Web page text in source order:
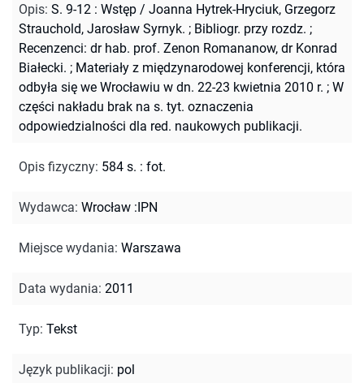
Opis: S. 9-12 : Wstęp / Joanna Hytrek-Hryciuk, Grzegorz
Strauchold, Jarosław Syrnyk. ; Bibliogr. przy rozdz. ;
Recenzenci: dr hab. prof. Zenon Romananow, dr Konrad
Białecki. ; Materiały z międzynarodowej konferencji, która
odbyła się we Wrocławiu w dn. 22-23 kwietnia 2010 r. ; W
części nakładu brak na s. tyt. oznaczenia
odpowiedzialności dla red. naukowych publikacji.
Opis fizyczny: 584 s. : fot.
Wydawca: Wrocław :IPN
Miejsce wydania: Warszawa
Data wydania: 2011
Typ: Tekst
Język publikacji: pol